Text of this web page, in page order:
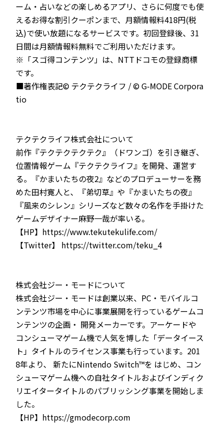
ーム・占いなどの楽しめるアプリ、さらに何度でも使
えるお得な割引クーポンまで、月額情報料418円(税
込)で使い放題になるサービスです。初回登録後、31
日間は月額情報料無料でご利用いただけます。
※「スゴ得コンテンツ」は、NTTドコモの登録商標
です。
■著作権表記© テクテクライフ / © G-MODE Corpora
tio
テクテクライフ株式会社について
前作『テクテクテクテク』（ドワンゴ）を引き継ぎ、
位置情報ゲーム『テクテクライフ』を開発、運営す
る。『かまいたちの夜2』などのプロデューサーを務
めた田村寛人と、『弟切草』や『かまいたちの夜』
『風来のシレン』シリーズなど数々の名作を手掛けた
ゲームデザイナー麻野一哉が率いる。
【HP】https://www.tekutekulife.com/
【Twitter】 https://twitter.com/teku_4
株式会社ジー・モードについて
株式会社ジー・モードは創業以来、PC・モバイルコ
ンテンツ市場を中心に事業展開を行っているゲームコ
ンテンツの企画・ 開発メーカーです。アーケードや
コンシューマゲーム機で人気を博した「データイース
ト」タイトルのライセンス事業も行っています。201
8年より、 新たにNintendo Switch™を はじめ、コン
シューマゲーム機への自社タイトルおよびインディク
リエイタータイトルのパブリッシング事業を開始しま
した。
【HP】https://gmodecorp.com